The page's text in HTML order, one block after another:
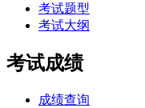
考试题型
考试大纲
考试成绩
成绩查询